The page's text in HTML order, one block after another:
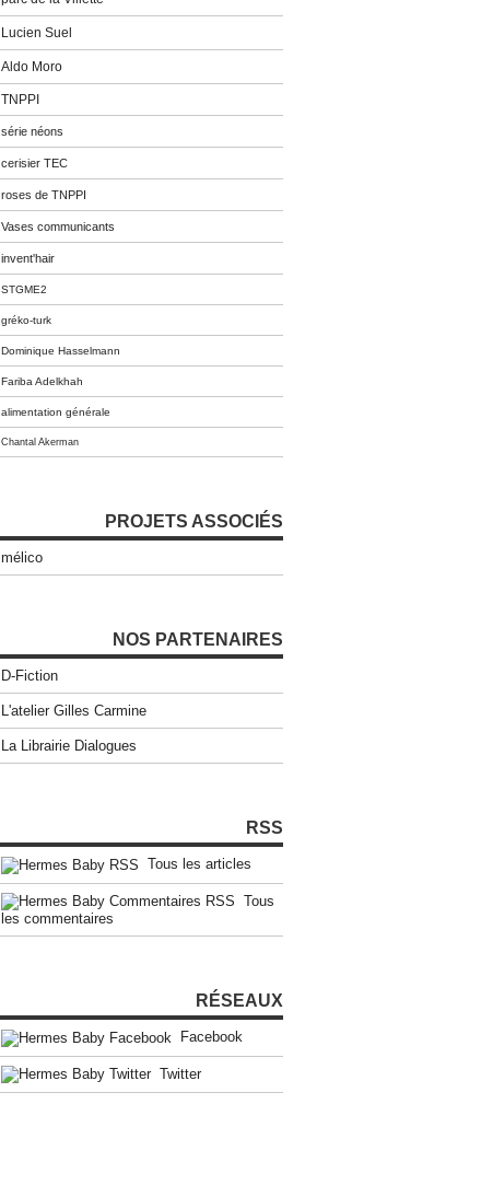
Lucien Suel
Aldo Moro
TNPPI
série néons
cerisier TEC
roses de TNPPI
Vases communicants
invent'hair
STGME2
gréko-turk
Dominique Hasselmann
Fariba Adelkhah
alimentation générale
Chantal Akerman
PROJETS ASSOCIÉS
mélico
NOS PARTENAIRES
D-Fiction
L'atelier Gilles Carmine
La Librairie Dialogues
RSS
Tous les articles
Tous
les commentaires
RÉSEAUX
Facebook
Twitter